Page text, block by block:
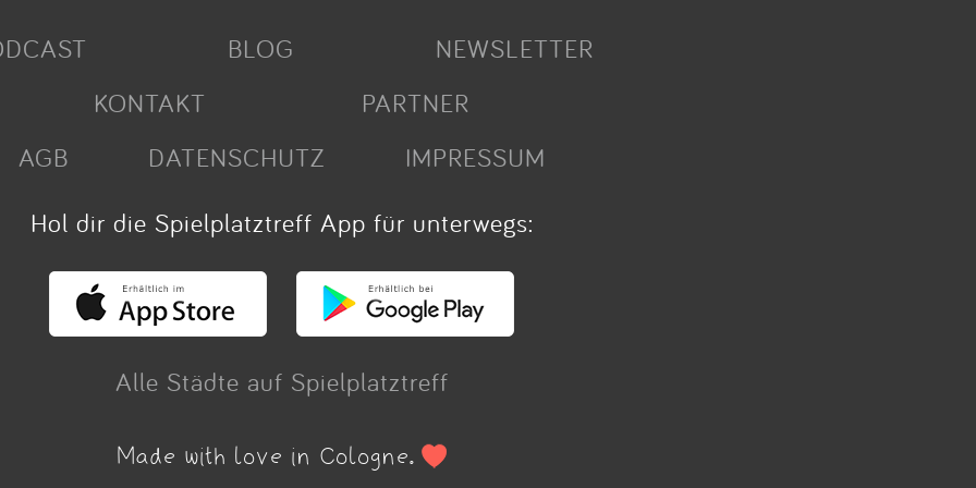
BLOG
NEWSLETTER
KONTAKT
PARTNER
AGB
DATENSCHUTZ
IMPRESSUM
Hol dir die Spielplatztreff App für unterwegs:
Alle Städte auf Spielplatztreff
Made with love in Cologne.